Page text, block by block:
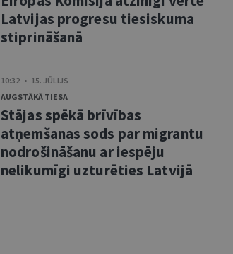
Latvijas progresu tiesiskuma
stiprināšanā
10:32 • 15. JŪLIJS
AUGSTĀKĀ TIESA
Stājas spēkā brīvības
atņemšanas sods par migrantu
nodrošināšanu ar iespēju
nelikumīgi uzturēties Latvijā